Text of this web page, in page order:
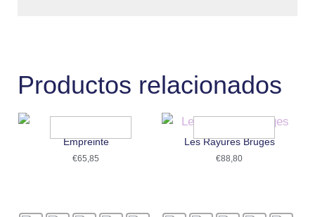
Productos relacionados
Empreinte
€65,85
Les Rayures Bruges
€88,80